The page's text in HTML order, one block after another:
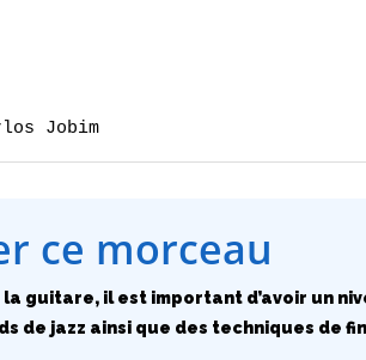
Jobim
ce morceau
guitare, il est important d’avoir un
de jazz ainsi que des techniques de